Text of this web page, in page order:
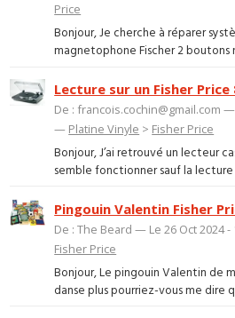
Price
Bonjour, Je cherche à réparer
magnetophone Fischer 2 boutons
Lecture sur un Fisher
De : francois.cochin@gmail.com —
— Platine Vinyle > Fisher Price
Bonjour, J’ai retrouvé un lecteur
semble fonctionner sauf la lecture
Pingouin Valentin Fisher
De : The Beard — Le 26 Oct 2024
Fisher Price
Bonjour, Le pingouin Valentin de
danse plus pourriez-vous me dire